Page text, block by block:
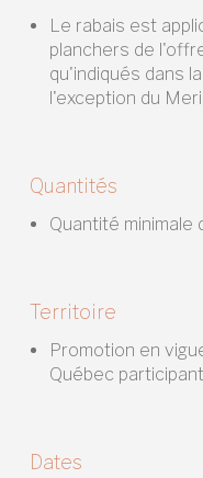
Le rabais est
planchers de
qu'indiqués dans la
l'exception du
Quantités
Quantité minimale
Territoire
Promotion en
Québec
Dates